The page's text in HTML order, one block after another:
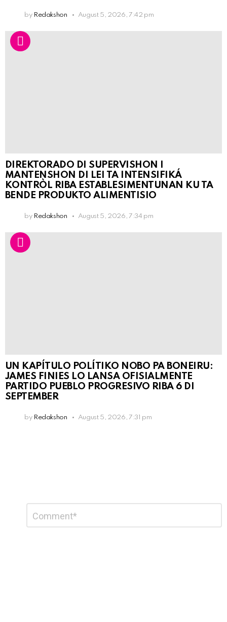
by Redakshon August 5, 2026, 7:42 pm
DIREKTORADO DI SUPERVISHON I
MANTENSHON DI LEI TA INTENSIFIKÁ
KONTRÒL RIBA ESTABLESIMENTUNAN KU TA
BENDE PRODUKTO ALIMENTISIO
by Redakshon August 5, 2026, 7:34 pm
UN KAPÍTULO POLÍTIKO NOBO PA BONEIRU:
JAMES FINIES LO LANSA OFISIALMENTE
PARTIDO PUEBLO PROGRESIVO RIBA 6 DI
SEPTEMBER
by Redakshon August 5, 2026, 7:31 pm
Reply